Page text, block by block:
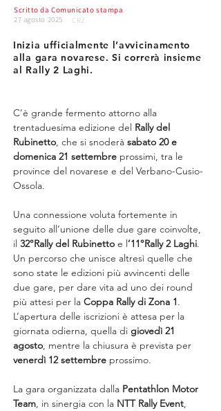
Scritto daComunicato stampa
27 agosto 2025
CRZ
Inizia ufficialmente l’avvicinamento
alla gara novarese. Si correrà insieme
al Rally 2 Laghi.
C’è grande fermento attorno alla
trentaduesima edizione del Rally del
Rubinetto, che si snoderà sabato 20 e
domenica 21 settembre prossimi, tra le
province del novarese e del Verbano-Cusio-
Ossola.
Una connessione voluta fortemente in
seguito all’unione delle due gare coinvolte,
il 32°Rally del Rubinetto e l’11°Rally 2 Laghi.
Un percorso che unisce altresì quelle che
sono state le edizioni più avvincenti delle
due gare, per dare vita ad uno dei round
più attesi per la Coppa Rally di Zona 1.
L’apertura delle iscrizioni è attesa per la
giornata odierna, quella di giovedì 21
agosto, mentre la chiusura è prevista per
venerdì 12 settembre prossimo.
La gara organizzata dalla Pentathlon Motor
Team, in sinergia con la NTT Rally Event,